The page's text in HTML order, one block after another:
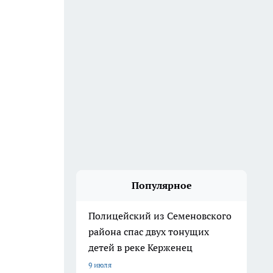
Популярное
Полицейский из Семеновского
района спас двух тонущих
детей в реке Керженец
9 июля